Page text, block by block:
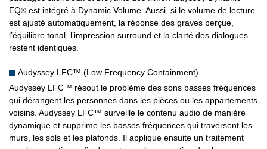
EQ® est intégré à Dynamic Volume. Aussi, si le volume de lecture
est ajusté automatiquement, la réponse des graves perçue,
l’équilibre tonal, l’impression surround et la clarté des dialogues
restent identiques.
Audyssey LFC™ (Low Frequency Containment)
Audyssey LFC™ résout le problème des sons basses fréquences
qui dérangent les personnes dans les pièces ou les appartements
voisins. Audyssey LFC™ surveille le contenu audio de manière
dynamique et supprime les basses fréquences qui traversent les
murs, les sols et les plafonds. Il applique ensuite un traitement